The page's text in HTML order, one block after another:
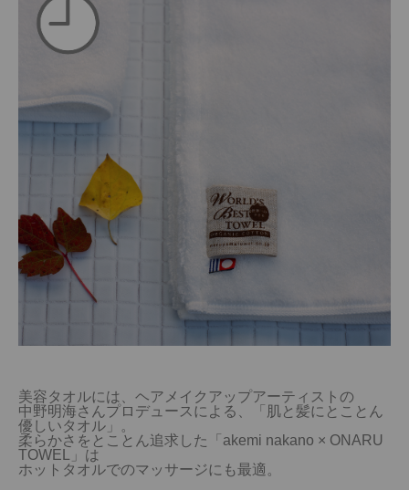
美容タオルには、ヘアメイクアップアーティストの
中野明海さんプロデュースによる、「肌と髪にとことん
優しいタオル」。
柔らかさをとことん追求した「akemi nakano × ONARU
TOWEL」は
ホットタオルでのマッサージにも最適。